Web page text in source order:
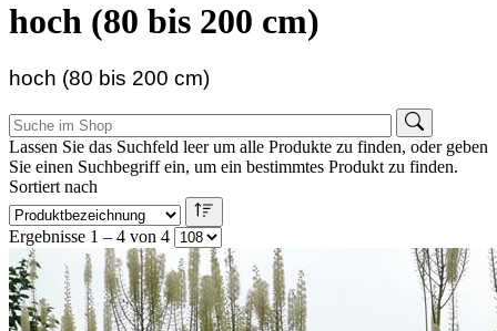
hoch (80 bis 200 cm)
hoch (80 bis 200 cm)
Lassen Sie das Suchfeld leer um alle Produkte zu finden, oder geben
Sie einen Suchbegriff ein, um ein bestimmtes Produkt zu finden.
Sortiert nach
Ergebnisse 1 – 4 von 4